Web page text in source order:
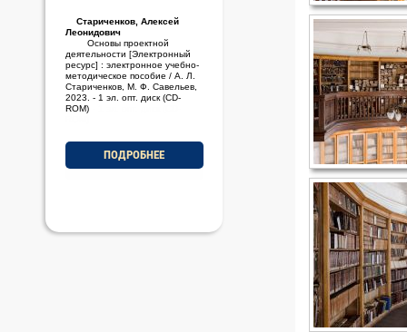
Стариченков, Алексей
Леонидович
Основы проектной
деятельности [Электронный
ресурс] : электронное учебно-
методическое пособие / А. Л.
Стариченков, М. Ф. Савельев,
2023. - 1 эл. опт. диск (CD-
ROM)
ПОДРОБНЕЕ